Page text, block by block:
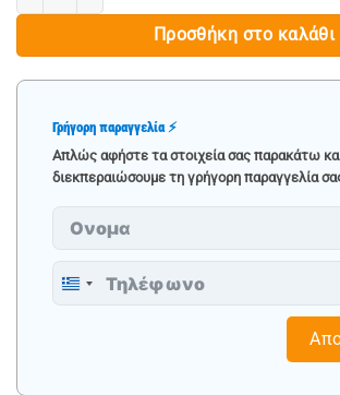
Προσθήκη στο καλάθι
Γρήγορη παραγγελία ⚡
Απλώς αφήστε τα στοιχεία σας παρακάτω
διεκπεραιώσουμε τη γρήγορη παραγγελία
Greece